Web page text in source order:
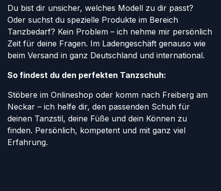
Du bist dir unsicher, welches Modell zu dir passt?
Oder suchst du spezielle Produkte im Bereich
Tanzbedarf? Kein Problem – ich nehme mir persönlich
Zeit für deine Fragen. Im Ladengeschäft genauso wie
beim Versand in ganz Deutschland und international.
So findest du den perfekten Tanzschuh:
Stöbere im Onlineshop oder komm nach Freiberg am
Neckar – ich helfe dir, den passenden Schuh für
deinen Tanzstil, deine Füße und dein Können zu
finden. Persönlich, kompetent und mit ganz viel
Erfahrung.